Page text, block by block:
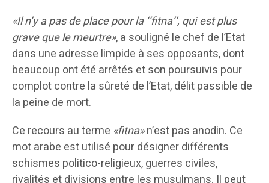
«Il n’y a pas de place pour la ‘‘fitna’’, qui est plus
grave que le meurtre», a souligné le chef de l’Etat
dans une adresse limpide à ses opposants, dont
beaucoup ont été arrêtés et son poursuivis pour
complot contre la sûreté de l’Etat, délit passible de
la peine de mort.
Ce recours au terme «fitna»n’est pas anodin. Ce
mot arabe est utilisé pour désigner différents
schismes politico-religieux, guerres civiles,